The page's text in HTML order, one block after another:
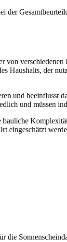
von
Haushalts, der
und beeinflusst
und müssen
bauliche
eingeschätzt
die